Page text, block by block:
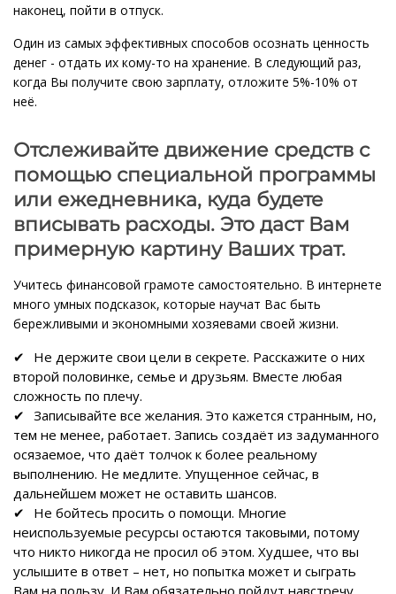
наконец, пойти в отпуск.
Один из самых эффективных способов осознать ценность
денег - отдать их кому-то на хранение. В следующий раз,
когда Вы получите свою зарплату, отложите 5%-10% от
неё.
Отслеживайте движение средств с
помощью специальной программы
или ежедневника, куда будете
вписывать расходы. Это даст Вам
примерную картину Ваших трат.
Учитесь финансовой грамоте самостоятельно. В интернете
много умных подсказок, которые научат Вас быть
бережливыми и экономными хозяевами своей жизни.
Не держите свои цели в секрете. Расскажите о них
второй половинке, семье и друзьям. Вместе любая
сложность по плечу.
Записывайте все желания. Это кажется странным, но,
тем не менее, работает. Запись создаёт из задуманного
осязаемое, что даёт толчок к более реальному
выполнению. Не медлите. Упущенное сейчас, в
дальнейшем может не оставить шансов.
Не бойтесь просить о помощи. Многие
неиспользуемые ресурсы остаются таковыми, потому
что никто никогда не просил об этом. Худшее, что вы
услышите в ответ – нет, но попытка может и сыграть
Вам на пользу. И Вам обязательно пойдут навстречу.